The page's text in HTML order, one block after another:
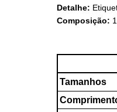
Detalhe:
Composição:
Tamanhos